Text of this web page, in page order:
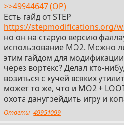
>>49944647 (OP)
Есть гайд от STEP
https://stepmodifications.org/
но он на старую версию
использование MO2. Можно
этим гайдом для
через вортекс? Делал кто-
возиться с кучей всяких
может то же, что и MO2 +
охота данугрейдить игру и
Ответы 49951099